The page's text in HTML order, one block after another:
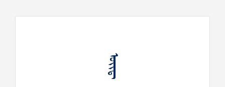
ᠣᠶᠢᠳ᠋